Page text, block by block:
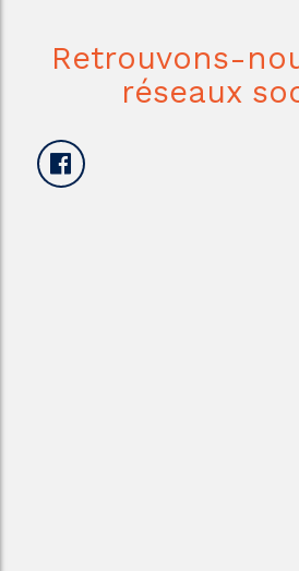
Retrouvons-
réseaux